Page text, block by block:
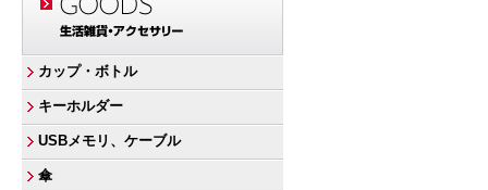
カップ・ボトル
キーホルダー
USBメモリ、ケーブル
傘